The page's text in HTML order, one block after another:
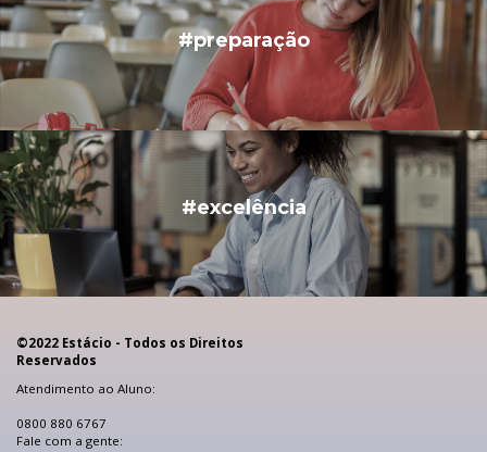
#preparação
#excelência
©2022 Estácio - Todos os Direitos
Reservados
Atendimento ao Aluno:
0800 880 6767
Fale com a gente: